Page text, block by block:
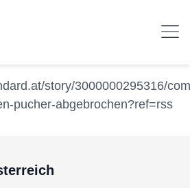
story/3000000295316/
pucher-abgebrochen?ref=rss